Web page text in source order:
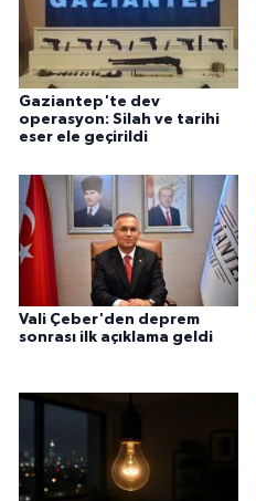
Gaziantep'te dev
operasyon: Silah ve tarihi
eser ele geçirildi
Vali Çeber'den deprem
sonrası ilk açıklama geldi